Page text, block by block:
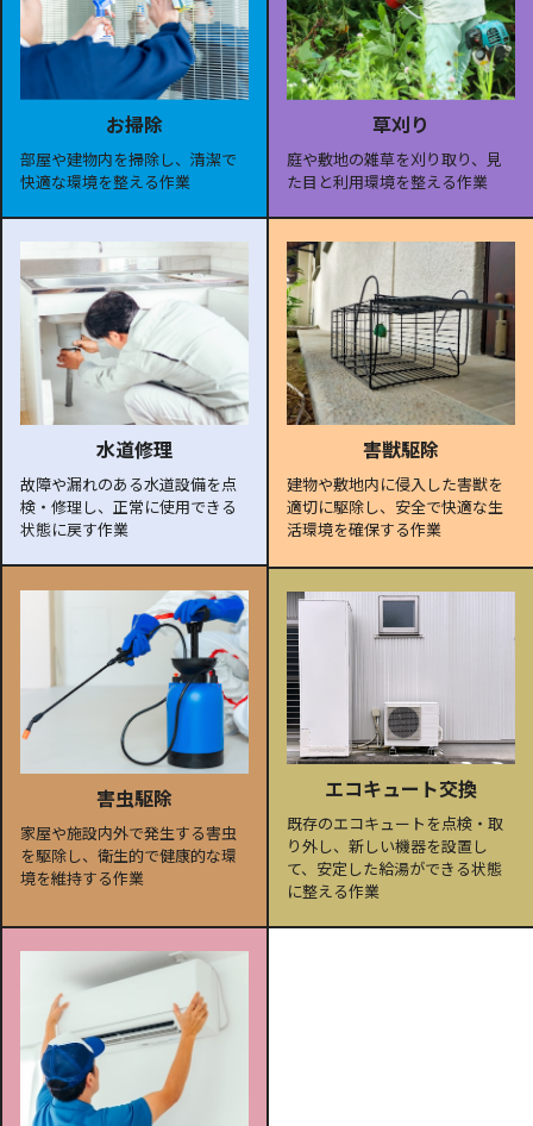
お掃除
部屋や建物内を掃除し、清潔で
快適な環境を整える作業
草刈り
庭や敷地の雑草を刈り取り、見
た目と利用環境を整える作業
水道修理
故障や漏れのある水道設備を点
検・修理し、正常に使用できる
状態に戻す作業
害獣駆除
建物や敷地内に侵入した害獣を
適切に駆除し、安全で快適な生
活環境を確保する作業
害虫駆除
家屋や施設内外で発生する害虫
を駆除し、衛生的で健康的な環
境を維持する作業
エコキュート交換
既存のエコキュートを点検・取
り外し、新しい機器を設置し
て、安定した給湯ができる状態
に整える作業